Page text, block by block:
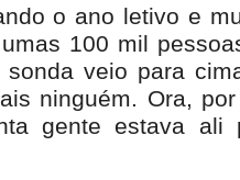
o ano letivo e
100 mil
veio para
ninguém. Ora,
gente estava ali